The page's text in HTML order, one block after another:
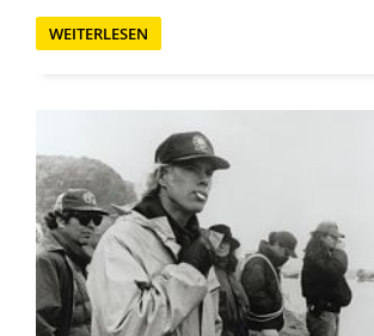
WEITERLESEN